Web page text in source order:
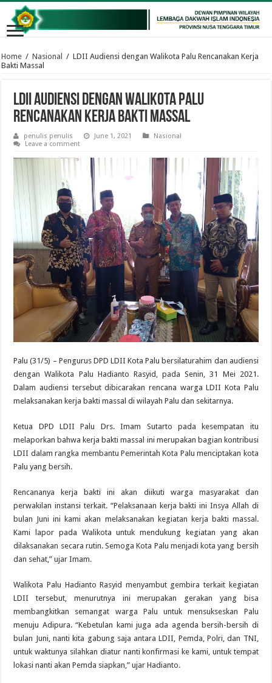
Home / Nasional / LDII Audiensi dengan Walikota Palu Rencanakan Kerja
Bakti Massal
LDII Audiensi dengan Walikota Palu
Rencanakan Kerja Bakti Massal
penulis penulis June 1, 2021
Nasional
Leave a comment
Palu (31/5) – Pengurus DPD LDII Kota Palu bersilaturahim dan audiensi
dengan Walikota Palu Hadianto Rasyid, pada Senin, 31 Mei 2021.
Dalam audiensi tersebut dibicarakan rencana warga LDII Kota Palu
melaksanakan kerja bakti massal di wilayah Palu dan sekitarnya.
Ketua DPD LDII Palu Drs. Imam Sutarto pada kesempatan itu
melaporkan bahwa kerja bakti massal ini merupakan bagian kontribusi
LDII dalam rangka membantu Pemerintah Kota Palu menciptakan kota
Palu yang bersih.
Rencananya kerja bakti ini akan diikuti warga masyarakat dan
perwakilan instansi terkait. “Pelaksanaan kerja bakti ini Insya Allah di
bulan Juni ini kami akan melaksanakan kegiatan kerja bakti massal.
Kami lapor pada Walikota untuk mendukung kegiatan yang akan
dilaksanakan secara rutin. Semoga Kota Palu menjadi kota yang bersih
dan sehat,” ujar Imam.
Walikota Palu Hadianto Rasyid menyambut gembira terkait kegiatan
LDII tersebut, menurutnya ini merupakan gerakan yang bisa
membangkitkan semangat warga Palu untuk mensukseskan Palu
menuju Adipura. “Kebetulan kami juga ada agenda bersih-bersih di
bulan Juni, nanti kita gabung saja antara LDII, Pemda, Polri, dan TNI,
untuk waktunya silahkan diatur nanti konfirmasi ke kami, untuk tempat
lokasi nanti akan Pemda siapkan,” ujar Hadianto.